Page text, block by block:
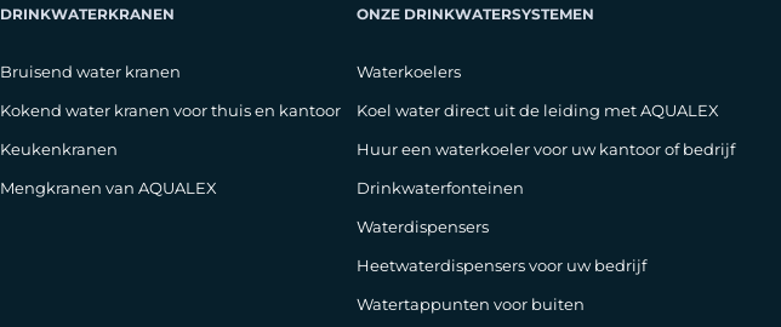
DRINKWATERKRANEN
Bruisend water kranen
Kokend water kranen voor thuis en kantoor
Keukenkranen
Mengkranen van AQUALEX
ONZE DRINKWATERSYSTEMEN
Waterkoelers
Koel water direct uit de leiding met AQUALEX
Huur een waterkoeler voor uw kantoor of bedrijf
Drinkwaterfonteinen
Waterdispensers
Heetwaterdispensers voor uw bedrijf
Watertappunten voor buiten